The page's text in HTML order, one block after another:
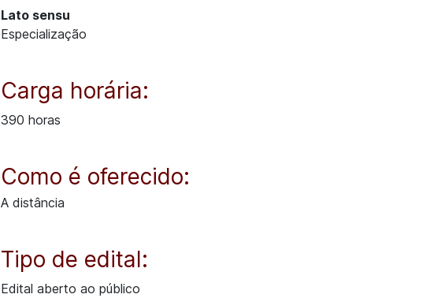
Lato sensu
Especialização
Carga horária:
390 horas
Como é oferecido:
A distância
Tipo de edital:
Edital aberto ao público